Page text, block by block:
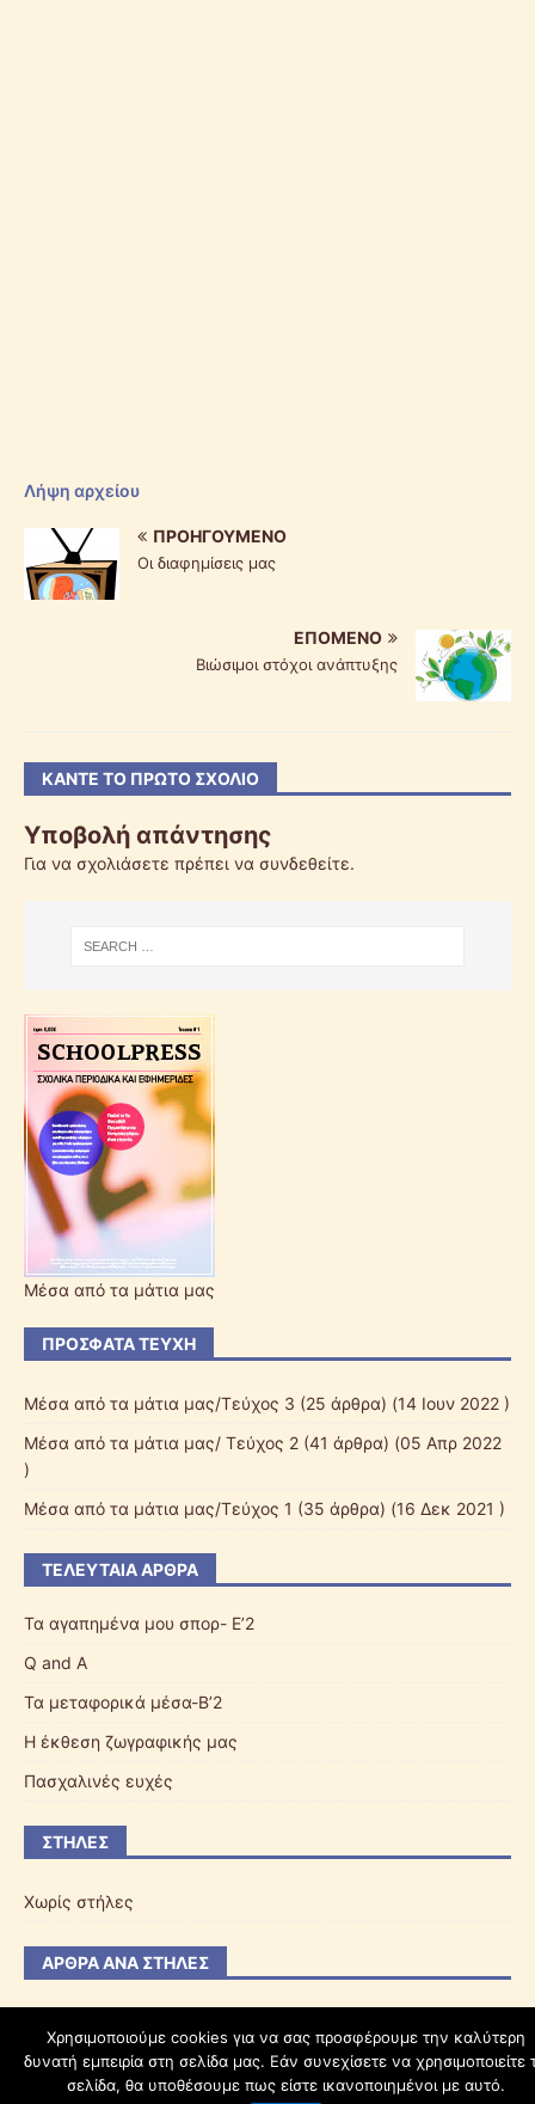
Λήψη αρχείου
ΠΡΟΗΓΟΎΜΕΝΟ
Οι διαφημίσεις μας
ΕΠΌΜΕΝΟ
Βιώσιμοι στόχοι ανάπτυξης
ΚΆΝΤΕ ΤΟ ΠΡΏΤΟ ΣΧΌΛΙΟ
Υποβολή απάντησης
Για να σχολιάσετε πρέπει να συνδεθείτε.
Μέσα από τα μάτια μας
ΠΡΌΣΦΑΤΑ ΤΕΎΧΗ
Μέσα από τα μάτια μας/Τεύχος 3 (25 άρθρα) (14 Ιουν 2022 )
Μέσα από τα μάτια μας/ Τεύχος 2 (41 άρθρα) (05 Απρ 2022
)
Μέσα από τα μάτια μας/Τεύχος 1 (35 άρθρα) (16 Δεκ 2021 )
ΤΕΛΕΥΤΑΊΑ ΆΡΘΡΑ
Τα αγαπημένα μου σπορ- Ε’2
Q and A
Τα μεταφορικά μέσα-Β’2
Η έκθεση ζωγραφικής μας
Πασχαλινές ευχές
ΣΤΉΛΕΣ
Χωρίς στήλες
ΆΡΘΡΑ ΑΝΆ ΣΤΉΛΕΣ
schoolpress.sch.gr
Χρησιμοποιούμε cookies για να σας προσφέρουμε την καλύτερη
δυνατή εμπειρία στη σελίδα μας. Εάν συνεχίσετε να χρησιμοποιείτε
σελίδα, θα υποθέσουμε πως είστε ικανοποιημένοι με αυτό.